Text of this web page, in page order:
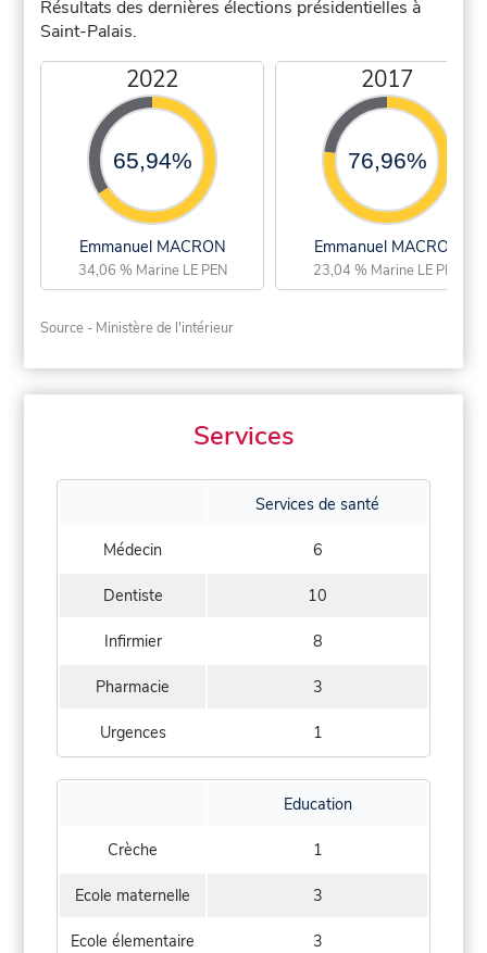
Résultats des dernières élections présidentielles à
Saint-Palais.
2022
65,94%
Emmanuel MACRON
34,06 % Marine LE PEN
2017
76,96%
Emmanuel MACRON
23,04 % Marine LE PEN
Source - Ministère de l'intérieur
Services
Services de santé
Médecin 6
Dentiste 10
Infirmier 8
Pharmacie 3
Urgences 1
Education
Crèche 1
Ecole maternelle 3
Ecole élementaire 3